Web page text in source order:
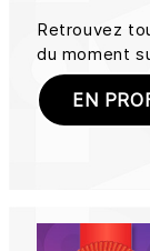
Retrouvez
du moment
EN